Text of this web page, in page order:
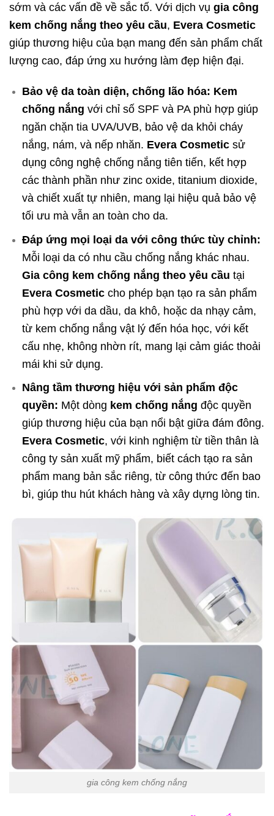
sớm và các vấn đề về sắc tố. Với dịch vụ gia công
kem chống nắng theo yêu cầu, Evera Cosmetic
giúp thương hiệu của bạn mang đến sản phẩm chất
lượng cao, đáp ứng xu hướng làm đẹp hiện đại.
Bảo vệ da toàn diện, chống lão hóa: Kem
chống nắng với chỉ số SPF và PA phù hợp giúp
ngăn chặn tia UVA/UVB, bảo vệ da khỏi cháy
nắng, nám, và nếp nhăn. Evera Cosmeticsử
dụng công nghệ chống nắng tiên tiến, kết hợp
các thành phần như zinc oxide, titanium dioxide,
và chiết xuất tự nhiên, mang lại hiệu quả bảo vệ
tối ưu mà vẫn an toàn cho da.
Đáp ứng mọi loại da với công thức tùy chỉnh:
Mỗi loại da có nhu cầu chống nắng khác nhau.
Gia công kem chống nắng theo yêu cầu tại
Evera Cosmeticcho phép bạn tạo ra sản phẩm
phù hợp với da dầu, da khô, hoặc da nhạy cảm,
từ kem chống nắng vật lý đến hóa học, với kết
cấu nhẹ, không nhờn rít, mang lại cảm giác thoải
mái khi sử dụng.
Nâng tầm thương hiệu với sản phẩm độc
quyền: Một dòng kem chống nắng độc quyền
giúp thương hiệu của bạn nổi bật giữa đám đông.
Evera Cosmetic, với kinh nghiệm từ tiền thân là
công ty sản xuất mỹ phẩm, biết cách tạo ra sản
phẩm mang bản sắc riêng, từ công thức đến bao
bì, giúp thu hút khách hàng và xây dựng lòng tin.
gia công kem chống nắng